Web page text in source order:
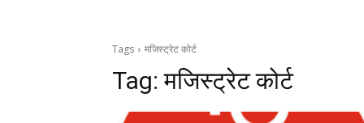
Tags मजिस्ट्रेट कोर्ट
Tag:मजिस्ट्रेट कोर्ट